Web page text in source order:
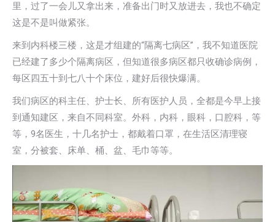
里，过了一会儿又拿出来，准备出门时又放进去，我也不确定
这是不是叫做紧张。
来到内科楼三楼，这是才组建的“隔离七病区”，我不知道医院
已经建了多少个隔离病区，但知道很多病区都只收确诊病例，
每区四五十到七八十个床位，建好后很快爆满。
我们病区的科主任、护士长、所有医护人员，全都是今早上接
到通知建区，来自不同科室。外科，内科，眼科，口腔科，等
等，9名医生，十几名护士，都戴着口罩，在生活区清理寝
室，分被套、床单、桶、盆、毛巾等等。